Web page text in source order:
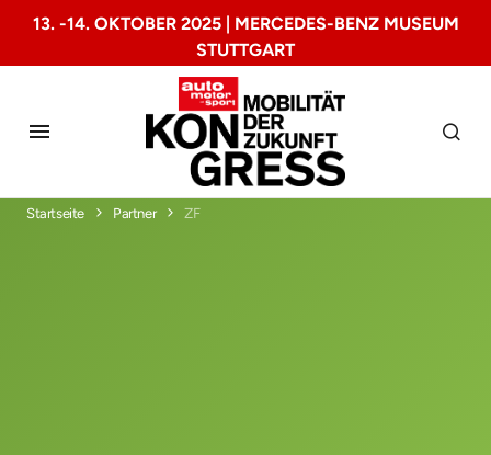
13. -14. OKTOBER 2025 | MERCEDES-BENZ MUSEUM
STUTTGART
Startseite Partner ZF